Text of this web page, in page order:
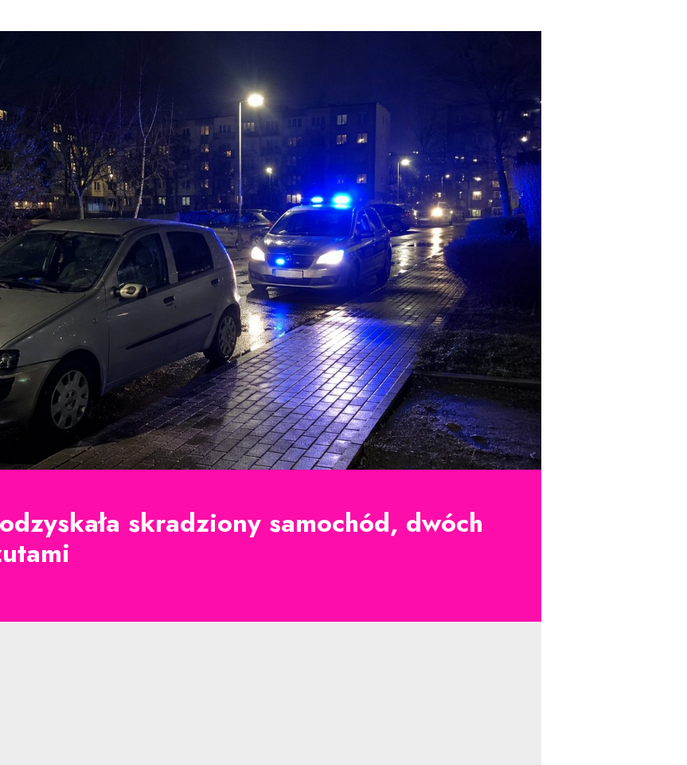
skradziony samochód, dwóch